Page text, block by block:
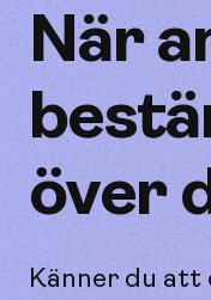
När
över
Känner du att